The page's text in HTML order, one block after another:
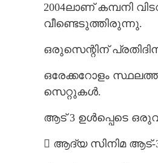
2004ലാണ് കമ്പനി
വീണ്ടെടുത്തിരുന്നു.
ഒരുസെന്റിന്
ഒരേക്കറോളം
സെറ്റുകൾ.
ആട് 3 ഉൾപ്പെടെ
 ആദ്യ സിനിമ ആട്-